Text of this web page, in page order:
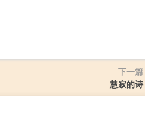
下一篇
慧寂的诗